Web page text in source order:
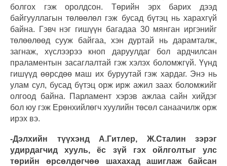
болгох гэж оролдсон. Төрийн эрх барих дээд
байгууллагын төлөөлөл гэж бусад бүтэц нь харахгүй
байна. Гэвч нэг гишүүн багадаа 30 мянган иргэнийг
төлөөлөөд сууж байгаа, хэн дуртай нь дарамталж,
загнаж, хүслээрээ кноп даруулдаг бол ардчилсан
праламентын засаглалтай гэж хэлэх боломжгүй. Үүнд
гишүүд өөрсдөө маш их буруутай гэж хардаг. Энэ нь
улам сул, бусад бүтэц орж ирж ажил заах боломжийг
олгоод байна. Парламент хэрэв ажлаа сайн хийдэг
бол юу гэж Ерөнхийлөгч хуулийн төсөл санаачилж орж
ирэх вэ.
-Дэлхийн түүхэнд А.Гитлер, Ж.Сталин зэрэг
удирдагчид хууль, ёс зүй гэх ойлголтыг улс
төрийн өрсөлдөгчөө шахахад ашиглаж байсан